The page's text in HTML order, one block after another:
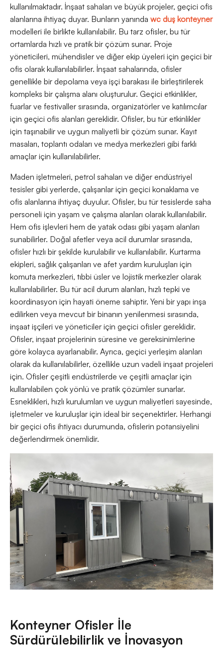
kullanılmaktadır. İnşaat sahaları ve büyük projeler, geçici ofis
alanlarına ihtiyaç duyar. Bunların yanında wc duş konteyner
modelleri ile birlikte kullanılabilir. Bu tarz ofisler, bu tür
ortamlarda hızlı ve pratik bir çözüm sunar. Proje
yöneticileri, mühendisler ve diğer ekip üyeleri için geçici bir
ofis olarak kullanılabilirler. İnşaat sahalarında, ofisler
genellikle bir depolama veya işçi barakası ile birleştirilerek
kompleks bir çalışma alanı oluşturulur. Geçici etkinlikler,
fuarlar ve festivaller sırasında, organizatörler ve katılımcılar
için geçici ofis alanları gereklidir. Ofisler, bu tür etkinlikler
için taşınabilir ve uygun maliyetli bir çözüm sunar. Kayıt
masaları, toplantı odaları ve medya merkezleri gibi farklı
amaçlar için kullanılabilirler.
Maden işletmeleri, petrol sahaları ve diğer endüstriyel
tesisler gibi yerlerde, çalışanlar için geçici konaklama ve
ofis alanlarına ihtiyaç duyulur. Ofisler, bu tür tesislerde saha
personeli için yaşam ve çalışma alanları olarak kullanılabilir.
Hem ofis işlevleri hem de yatak odası gibi yaşam alanları
sunabilirler. Doğal afetler veya acil durumlar sırasında,
ofisler hızlı bir şekilde kurulabilir ve kullanılabilir. Kurtarma
ekipleri, sağlık çalışanları ve afet yardım kuruluşları için
komuta merkezleri, tıbbi üsler ve lojistik merkezler olarak
kullanılabilirler. Bu tür acil durum alanları, hızlı tepki ve
koordinasyon için hayati öneme sahiptir. Yeni bir yapı inşa
edilirken veya mevcut bir binanın yenilenmesi sırasında,
inşaat işçileri ve yöneticiler için geçici ofisler gereklidir.
Ofisler, inşaat projelerinin süresine ve gereksinimlerine
göre kolayca ayarlanabilir. Ayrıca, geçici yerleşim alanları
olarak da kullanılabilirler, özellikle uzun vadeli inşaat projeleri
için. Ofisler çeşitli endüstrilerde ve çeşitli amaçlar için
kullanılabilen çok yönlü ve pratik çözümler sunarlar.
Esneklikleri, hızlı kurulumları ve uygun maliyetleri sayesinde,
işletmeler ve kuruluşlar için ideal bir seçenektirler. Herhangi
bir geçici ofis ihtiyacı durumunda, ofislerin potansiyelini
değerlendirmek önemlidir.
Konteyner Ofisler İle
Sürdürülebilirlik ve İnovasyon